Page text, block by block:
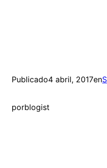
Publicado4 abril, 2017en
porblogist